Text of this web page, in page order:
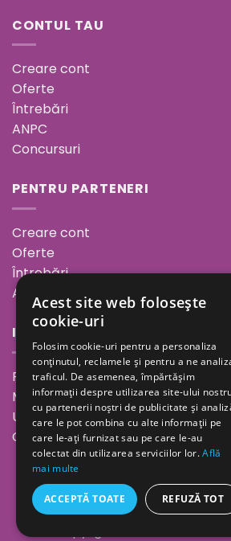
CONTUL TAU
Creare cont
Oferte
Întrebări
ANPC
Concursuri
PENTRU PARTENERI
Creare cont
Oferte
Întrebări
ANPC
INFORMAȚII
Povestea noastră
Minutul de inspirație
Unde ne găsești
Cariere
Geolaila
Acest site web folosește
cookie-uri
Folosim cookie-uri pentru a personaliza
conținutul, reclamele și pentru a ne
traficul. De asemenea, împărtășim
informații despre utilizarea site-ului
cu partenerii noștri de publicitate și
care le pot combina cu alte informații pe
care le-ați furnizat sau pe care le-au
colectat din utilizarea serviciilor lor.Află
mai multe
ACCEPTĂ TOATE REFUZĂ TOT